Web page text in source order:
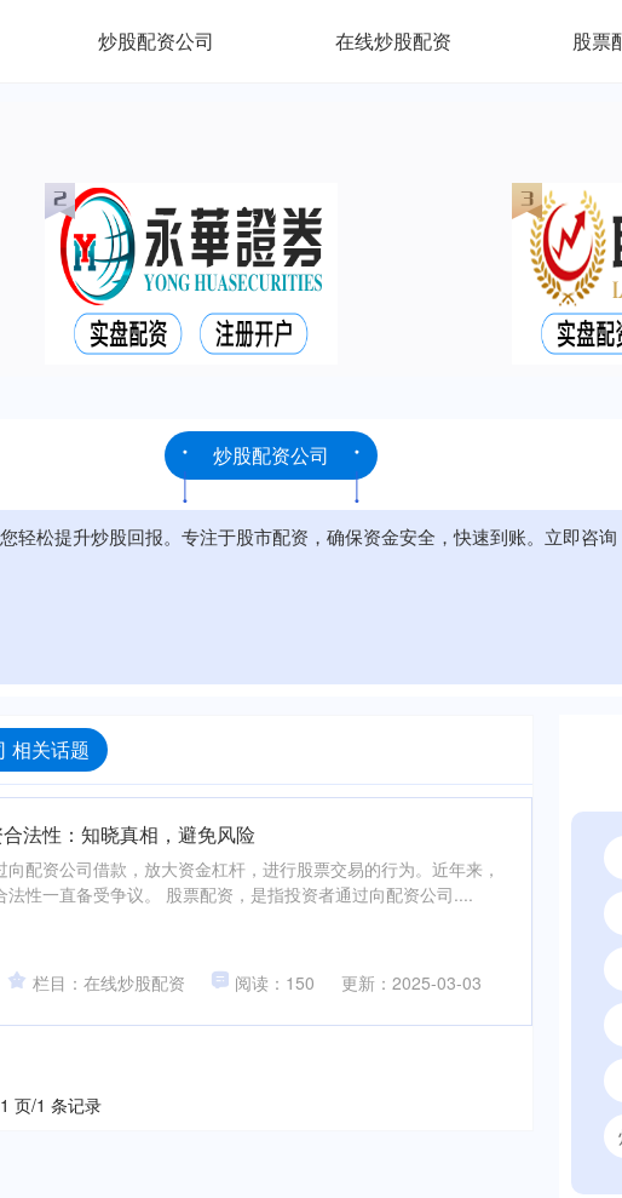
炒股配资公司 在线炒股配资 股票
炒股配资公司
轻松提升炒股回报。专注于股市配资，确保资金安全，快速到账。立即咨询
相关话题
法性：知晓真相，避免风险
配资公司借款，放大资金杠杆，进行股票交易的行为。近年来，
性一直备受争议。 股票配资，是指投资者通过向配资公司....
栏目：在线炒股配资 阅读：150 更新：2025-03-03
页/1 条记录